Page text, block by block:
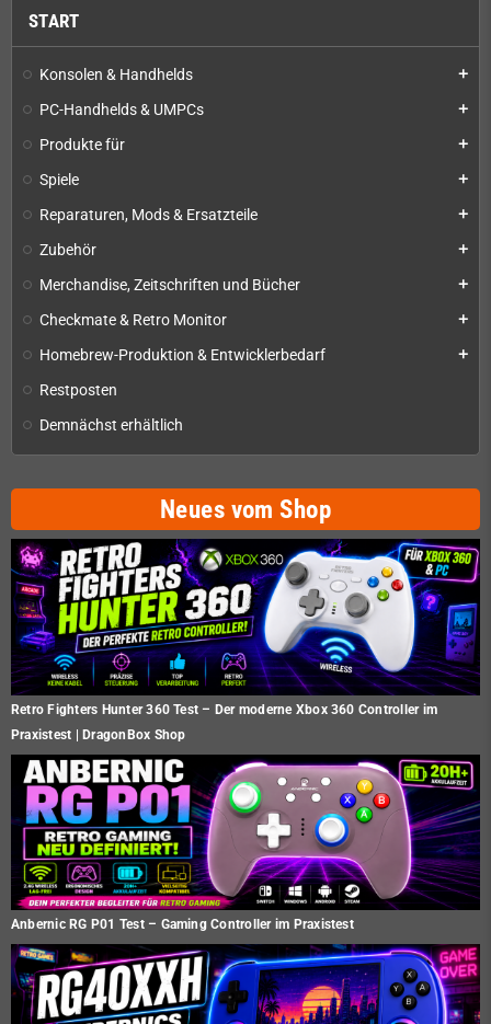
START
Konsolen & Handhelds add
PC-Handhelds & UMPCs add
Produkte für add
Spiele add
Reparaturen, Mods & Ersatzteile add
Zubehör add
Merchandise, Zeitschriften und Bücher add
Checkmate & Retro Monitor add
Homebrew-Produktion & Entwicklerbedarf add
Restposten
Demnächst erhältlich
Neues vom Shop
Retro Fighters Hunter 360 Test – Der moderne Xbox 360 Controller im
Praxistest | DragonBox Shop
Anbernic RG P01 Test – Gaming Controller im Praxistest